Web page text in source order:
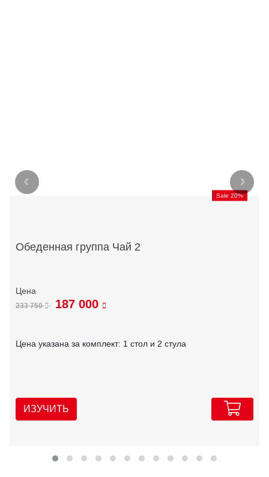
Sale 20%
Обеденная группа Чай 2
233 750 187 000
Цена указана за комплект: 1 стол и 2 стула
ИЗУЧИТЬ
‹ ›